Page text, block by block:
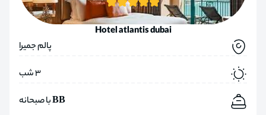
Hotel atlantis dubai
پالم جمیرا
3 شب
BB با صبحانه